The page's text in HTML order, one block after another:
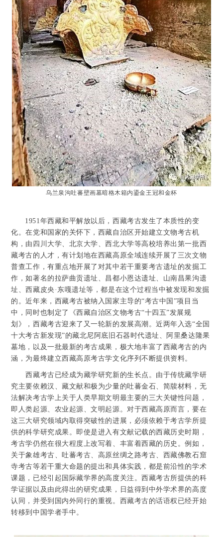
乌兰泉沟吐蕃壁画墓暗格木箱内鎏金王冠和金杯
1951年西藏和平解放以后，西藏考古发生了本质性的变
化。在党和国家的关怀下，西藏自治区开始建立文物考古机
构，由四川大学、北京大学、西北大学等高校培养出第一批西
藏考古的人才，有计划地在西藏高原全域连续开展了三次文物
普查工作，有重点地开展了对其中若干重要考古遗址的发掘工
作，如著名的拉萨曲贡遗址、昌都小恩达遗址、山南昌果沟遗
址、西藏皮央·东嘎遗址等，都是在这个过程当中被发现和发掘
的。近年来，西藏考古被纳入国家主导的“考古中国”项目当
中，同时也制定了《西藏自治区文物考古“十四五”发展规
划》，西藏考古迎来了又一轮新的发展高潮。近两年入选“全国
十大考古新发现”的藏北尼阿底旧石器时代遗址、阿里桑达隆果
墓地，以及一批最新的考古成果，极大地丰富了西藏考古的内
涵，为最终建立西藏高原考古学文化序列不断提供资料。
西藏考古已经成为藏学研究新的生长点。由于传统藏学研
究主要依赖汉、藏文献和极为少量的吐蕃金石、简牍材料，无
法解决考古学上关于人类早期文明最主要的三大关键性问题，
即人类起源、农业起源、文明起源。对于西藏高原而言，要在
这三大研究领域内取得突破性的进展，必须依赖于考古学所提
供的科学研究成果。即使是进入有文献记载的西藏历史时期，
考古学仍然在很大程度上改写着、丰富着西藏的历史。例如，
关于象雄考古、吐蕃考古、高原丝绸之路考古、西藏佛教石窟
寺考古等若干重大命题的提出和具体实践，都是前沿性的学术
课题，已经引起国际藏学界的高度关注。西藏考古所提供的科
学证据以及由此得出的研究成果，日益得到中外学术界的高度
认同，并受到国内外同行的重视。西藏考古的话语权已经开始
转移到中国学者手中。